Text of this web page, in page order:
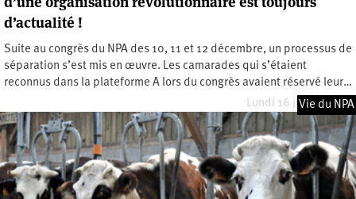
d’actualité !
Suite au congrès du NPA des 10, 11 et 12 décembre, un processus de
séparation s’est mis en œuvre. Les camarades qui s’étaient
reconnus dans la plateforme A lors du congrès avaient réservé leur…
Lundi 16 janvier 2023
Vie du NPA